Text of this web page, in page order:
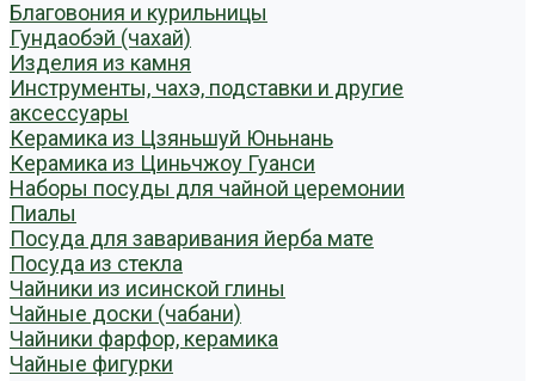
Благовония и курильницы
Гундаобэй (чахай)
Изделия из камня
Инструменты, чахэ, подставки и другие
аксессуары
Керамика из Цзяньшуй Юньнань
Керамика из Циньчжоу Гуанси
Наборы посуды для чайной церемонии
Пиалы
Посуда для заваривания йерба мате
Посуда из стекла
Чайники из исинской глины
Чайные доски (чабани)
Чайники фарфор, керамика
Чайные фигурки